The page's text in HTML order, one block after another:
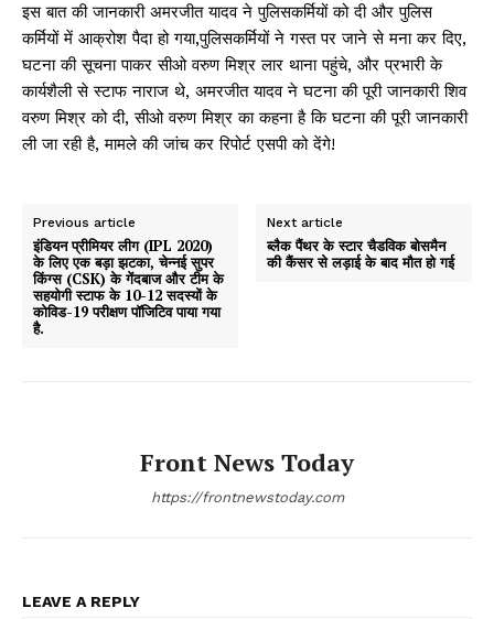
इस बात की जानकारी अमरजीत यादव ने पुलिसकर्मियों को दी और पुलिस
कर्मियों में आक्रोश पैदा हो गया,पुलिसकर्मियों ने गस्त पर जाने से मना कर दिए,
घटना की सूचना पाकर सीओ वरुण मिश्र लार थाना पहुंचे, और प्रभारी के
कार्यशैली से स्टाफ नाराज थे, अमरजीत यादव ने घटना की पूरी जानकारी शिव
वरुण मिश्र को दी, सीओ वरुण मिश्र का कहना है कि घटना की पूरी जानकारी
ली जा रही है, मामले की जांच कर रिपोर्ट एसपी को देंगे!
Previous article
इंडियन प्रीमियर लीग (IPL 2020)
के लिए एक बड़ा झटका, चेन्नई सुपर
किंग्स (CSK) के गेंदबाज और टीम के
सहयोगी स्टाफ के 10-12 सदस्यों के
कोविड-19 परीक्षण पॉजिटिव पाया गया
है.
Next article
ब्लैक पैंथर के स्टार चैडविक बोसमैन
की कैंसर से लड़ाई के बाद मौत हो गई
Front News Today
https://frontnewstoday.com
LEAVE A REPLY